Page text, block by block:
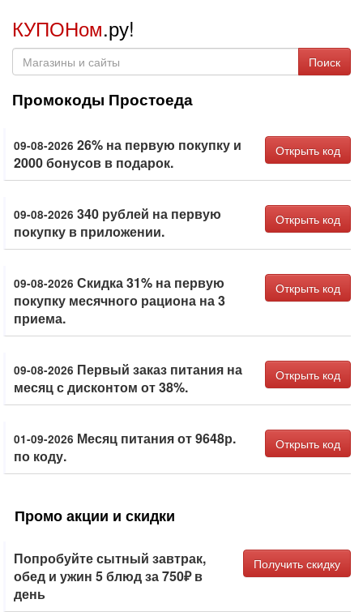
КУПОНом.ру!
Поиск
Промокоды Простоеда
09-08-2026 26% на первую покупку и
2000 бонусов в подарок.
Открыть код
09-08-2026 340 рублей на первую
покупку в приложении.
Открыть код
09-08-2026 Скидка 31% на первую
покупку месячного рациона на 3
приема.
Открыть код
09-08-2026 Первый заказ питания на
месяц с дисконтом от 38%.
Открыть код
01-09-2026 Месяц питания от 9648р.
по коду.
Открыть код
Промо акции и скидки
Попробуйте сытный завтрак,
обед и ужин 5 блюд за 750₽ в
день
Получить скидку